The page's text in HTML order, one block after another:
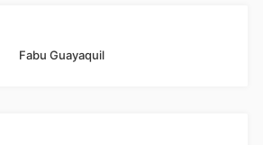
Fabu Guayaquil